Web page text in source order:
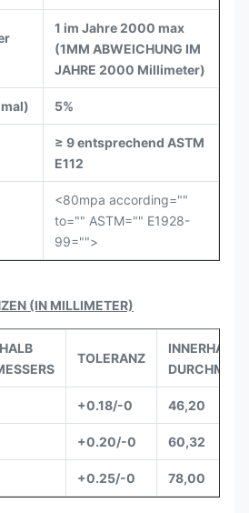
1 im Jahre 2000 max
(1MM ABWEICHUNG IM
JAHRE 2000 Millimeter)
5%
≥ 9 entsprechend ASTM
E112
<80mpa according=""
to="" ASTM="" E1928-
99="">
(IN MILLIMETER)
TOLERANZ
INNERHALB
+0.18/-0 46,20
+0.20/-0 60,32
+0.25/-0 78,00